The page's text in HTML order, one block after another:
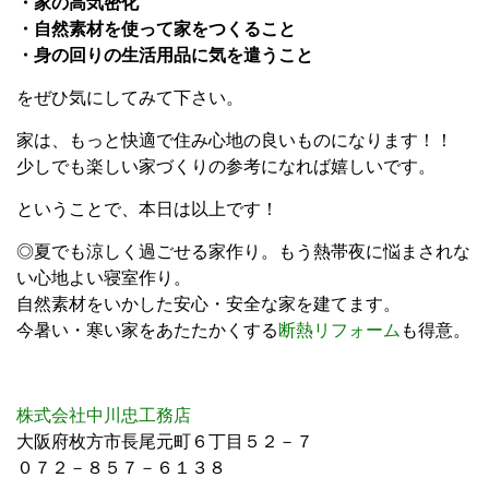
・自然素材を使って家をつくること
・身の回りの生活用品に気を遣うこと
をぜひ気にしてみて下さい。
家は、もっと快適で住み心地の良いものになります！！
少しでも楽しい家づくりの参考になれば嬉しいです。
ということで、本日は以上です！
◎夏でも涼しく過ごせる家作り。もう熱帯夜に悩まされな
い心地よい寝室作り。
自然素材をいかした安心・安全な家を建てます。
今暑い・寒い家をあたたかくする 断熱リフォーム も得意。
株式会社中川忠工務店
大阪府枚方市長尾元町６丁目５２－７
０７２－８５７－６１３８